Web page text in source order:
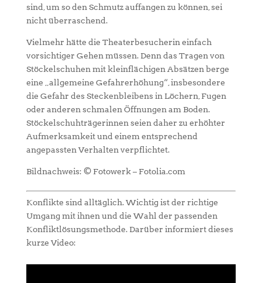
sind, um so den Schmutz auffangen zu können, sei
nicht überraschend.
Vielmehr hätte die Theaterbesucherin einfach
vorsichtiger Gehen müssen. Denn das Tragen von
Stöckelschuhen mit kleinflächigen Absätzen berge
eine „allgemeine Gefahrerhöhung“, insbesondere
die Gefahr des Steckenbleibens in Löchern, Fugen
oder anderen schmalen Öffnungen am Boden.
Stöckelschuhträgerinnen seien daher zu erhöhter
Aufmerksamkeit und einem entsprechend
angepassten Verhalten verpflichtet.
Bildnachweis: © Fotowerk – Fotolia.com
Konflikte sind alltäglich. Wichtig ist der richtige
Umgang mit ihnen und die Wahl der passenden
Konfliktlösungsmethode. Darüber informiert dieses
kurze Video: